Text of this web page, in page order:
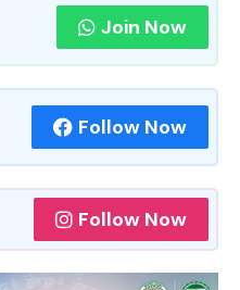
Join Now
Follow Now
Follow Now